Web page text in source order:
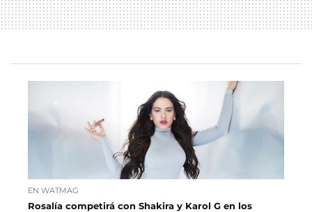
EN WATMAG
Rosalía competirá con Shakira y Karol G en los